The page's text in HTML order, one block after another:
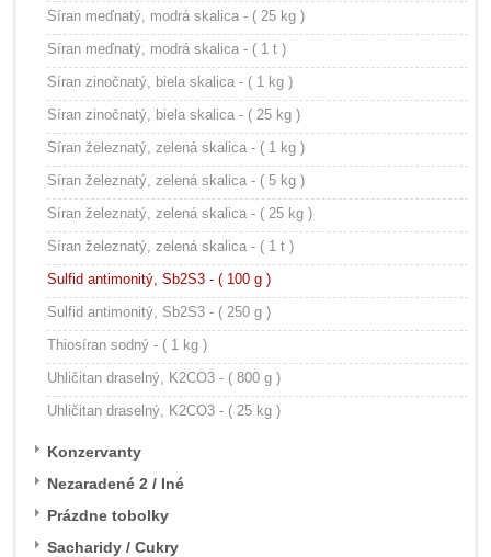
Síran meďnatý, modrá skalica - ( 25 kg )
Síran meďnatý, modrá skalica - ( 1 t )
Síran zinočnatý, biela skalica - ( 1 kg )
Síran zinočnatý, biela skalica - ( 25 kg )
Síran železnatý, zelená skalica - ( 1 kg )
Síran železnatý, zelená skalica - ( 5 kg )
Síran železnatý, zelená skalica - ( 25 kg )
Síran železnatý, zelená skalica - ( 1 t )
Sulfid antimonitý, Sb2S3 - ( 100 g )
Sulfid antimonitý, Sb2S3 - ( 250 g )
Thiosíran sodný - ( 1 kg )
Uhličitan draselný, K2CO3 - ( 800 g )
Uhličitan draselný, K2CO3 - ( 25 kg )
Konzervanty
Nezaradené 2 / Iné
Prázdne tobolky
Sacharidy / Cukry